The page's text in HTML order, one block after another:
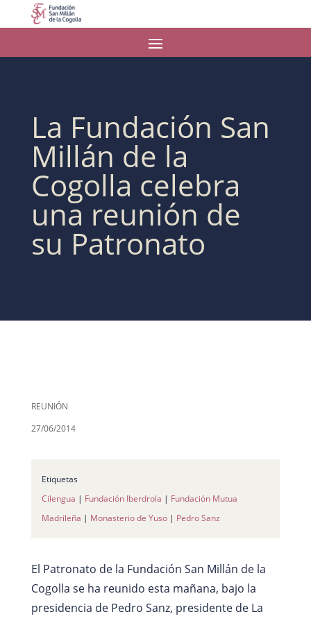
La Fundación San
Millán de la
Cogolla celebra
una reunión de
su Patronato
REUNIÓN
27/06/2014
Etiquetas
Cilengua | Fundación Iberdrola | Fundación Mutua
Madrileña | Monasterio de Yuso| Pedro Sanz
El Patronato de la Fundación San Millán de la
Cogolla se ha reunido esta mañana, bajo la
presidencia de Pedro Sanz, presidente de La